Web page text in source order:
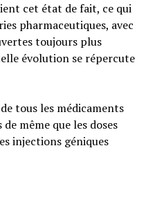
cet état de fait, ce qui
pharmaceutiques, avec
toujours plus
évolution se répercute
tous les médicaments
même que les doses
injections géniques